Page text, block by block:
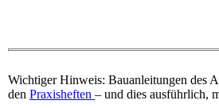
Wichtiger Hinweis: Bauanleitungen des
den Praxisheften – und dies ausführlich,